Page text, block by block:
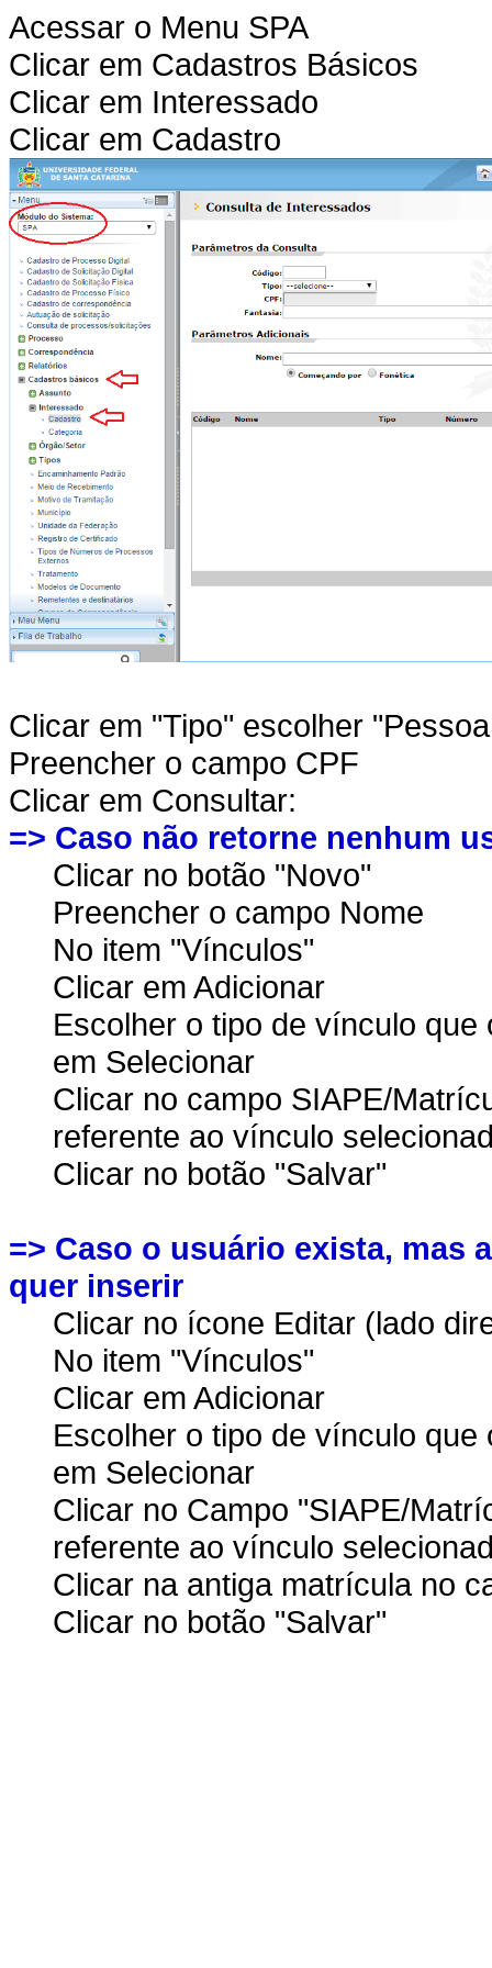
Acessar o Menu SPA
Clicar em Cadastros Básicos
Clicar em Interessado
Clicar em Cadastro
Clicar em "Tipo" escolher
Preencher o campo CPF
Clicar em Consultar:
=> Caso não retorne nenhum
Clicar no botão "Novo"
Preencher o campo Nome
No item "Vínculos"
Clicar em Adicionar
Escolher o tipo de vínculo
em Selecionar
Clicar no campo SIAPE/
referente ao vínculo
Clicar no botão "Salvar"
=> Caso o usuário exista, mas
quer inserir
Clicar no ícone Editar (lado
No item "Vínculos"
Clicar em Adicionar
Escolher o tipo de vínculo
em Selecionar
Clicar no Campo "SIAPE/
referente ao vínculo
Clicar na antiga matrícula no
Clicar no botão "Salvar"